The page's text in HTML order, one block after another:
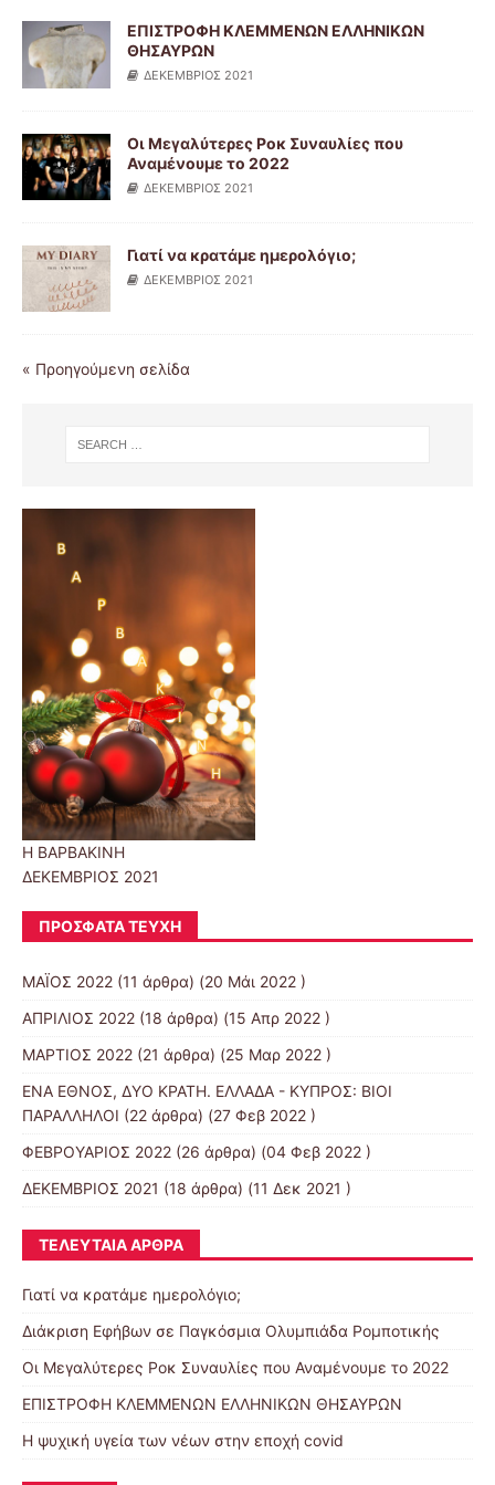
ΕΠΙΣΤΡΟΦΗ ΚΛΕΜΜΕΝΩΝ ΕΛΛΗΝΙΚΩΝ
ΘΗΣΑΥΡΩΝ
ΔΕΚΕΜΒΡΙΟΣ 2021
Οι Μεγαλύτερες Ροκ Συναυλίες που
Αναμένουμε το 2022
ΔΕΚΕΜΒΡΙΟΣ 2021
Γιατί να κρατάμε ημερολόγιο;
ΔΕΚΕΜΒΡΙΟΣ 2021
« Προηγούμενη σελίδα
Η ΒΑΡΒΑΚΙΝΗ
ΔΕΚΕΜΒΡΙΟΣ 2021
ΠΡΌΣΦΑΤΑ ΤΕΎΧΗ
ΜΑΪΟΣ 2022 (11 άρθρα) (20 Μάι 2022 )
ΑΠΡΙΛΙΟΣ 2022 (18 άρθρα) (15 Απρ 2022 )
ΜΑΡΤΙΟΣ 2022 (21 άρθρα) (25 Μαρ 2022 )
ΕΝΑ ΕΘΝΟΣ, ΔΥΟ ΚΡΑΤΗ. ΕΛΛΑΔΑ - ΚΥΠΡΟΣ: ΒΙΟΙ
ΠΑΡΑΛΛΗΛΟΙ (22 άρθρα) (27 Φεβ 2022 )
ΦΕΒΡΟΥΑΡΙΟΣ 2022 (26 άρθρα) (04 Φεβ 2022 )
ΔΕΚΕΜΒΡΙΟΣ 2021 (18 άρθρα) (11 Δεκ 2021 )
ΤΕΛΕΥΤΑΊΑ ΆΡΘΡΑ
Γιατί να κρατάμε ημερολόγιο;
Διάκριση Εφήβων σε Παγκόσμια Ολυμπιάδα Ρομποτικής
Οι Μεγαλύτερες Ροκ Συναυλίες που Αναμένουμε το 2022
ΕΠΙΣΤΡΟΦΗ ΚΛΕΜΜΕΝΩΝ ΕΛΛΗΝΙΚΩΝ ΘΗΣΑΥΡΩΝ
Η ψυχική υγεία των νέων στην εποχή covid